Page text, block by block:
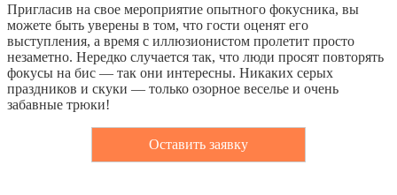
Пригласив на свое мероприятие опытного фокусника, вы
можете быть уверены в том, что гости оценят его
выступления, а время с иллюзионистом пролетит просто
незаметно. Нередко случается так, что люди просят повторять
фокусы на бис — так они интересны. Никаких серых
праздников и скуки — только озорное веселье и очень
забавные трюки!
Оставить заявку